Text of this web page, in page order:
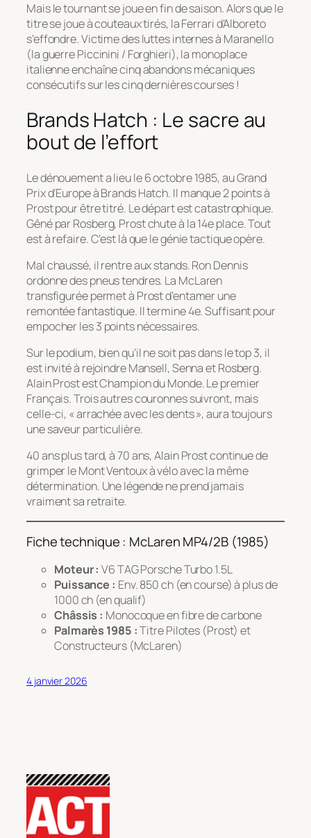
Mais le tournant se joue en fin de saison. Alors que le
titre se joue à couteaux tirés, la Ferrari d’Alboreto
s’effondre. Victime des luttes internes à Maranello
(la guerre Piccinini / Forghieri), la monoplace
italienne enchaîne cinq abandons mécaniques
consécutifs sur les cinq dernières courses !
Brands Hatch : Le sacre au
bout de l’effort
Le dénouement a lieu le 6 octobre 1985, au Grand
Prix d’Europe à Brands Hatch. Il manque 2 points à
Prost pour être titré. Le départ est catastrophique.
Gêné par Rosberg, Prost chute à la 14e place. Tout
est à refaire. C’est là que le génie tactique opère.
Mal chaussé, il rentre aux stands. Ron Dennis
ordonne des pneus tendres. La McLaren
transfigurée permet à Prost d’entamer une
remontée fantastique. Il termine 4e. Suffisant pour
empocher les 3 points nécessaires.
Sur le podium, bien qu’il ne soit pas dans le top 3, il
est invité à rejoindre Mansell, Senna et Rosberg.
Alain Prost est Champion du Monde. Le premier
Français. Trois autres couronnes suivront, mais
celle-ci, « arrachée avec les dents », aura toujours
une saveur particulière.
40 ans plus tard, à 70 ans, Alain Prost continue de
grimper le Mont Ventoux à vélo avec la même
détermination. Une légende ne prend jamais
vraiment sa retraite.
Fiche technique : McLaren MP4/2B (1985)
Moteur : V6 TAG Porsche Turbo 1.5L
Puissance : Env. 850 ch (en course) à plus de
1000 ch (en qualif)
Châssis : Monocoque en fibre de carbone
Palmarès 1985 :Titre Pilotes (Prost) et
Constructeurs (McLaren)
4 janvier 2026